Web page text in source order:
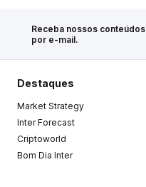
Receba nossos conteúdos
por e-mail.
Destaques
Market Strategy
Inter Forecast
Criptoworld
Bom Dia Inter